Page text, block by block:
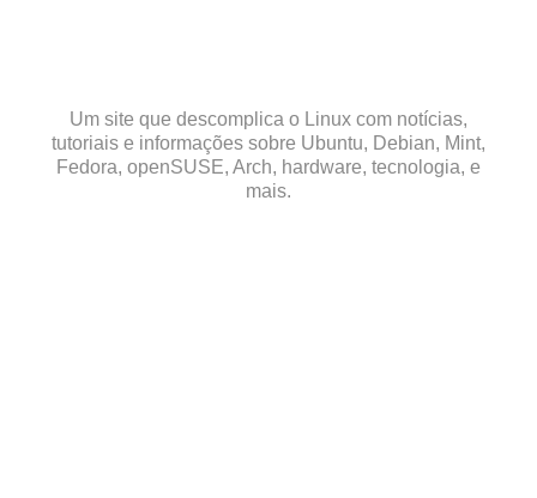
Um site que descomplica o Linux com notícias,
tutoriais e informações sobre Ubuntu, Debian, Mint,
Fedora, openSUSE, Arch, hardware, tecnologia, e
mais.